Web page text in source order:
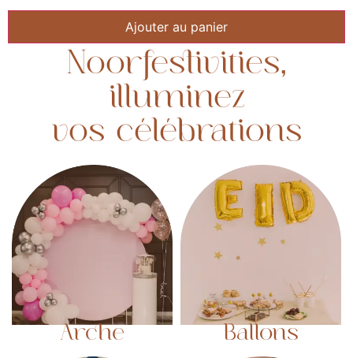
Ajouter au panier
Noorfestivities,
illuminez
vos célébrations
Arche Ballons